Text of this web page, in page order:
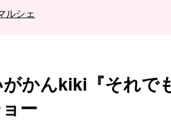
ルシェ
かんkiki『それで
ー